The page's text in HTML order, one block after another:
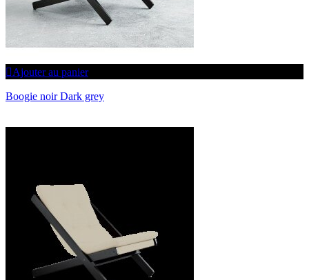
Ajouter au panier
Boogie noir Dark grey